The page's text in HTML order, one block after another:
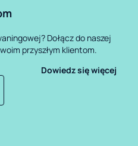
Dołącz do naszej
przyszłym klientom.
Dowiedz się więcej